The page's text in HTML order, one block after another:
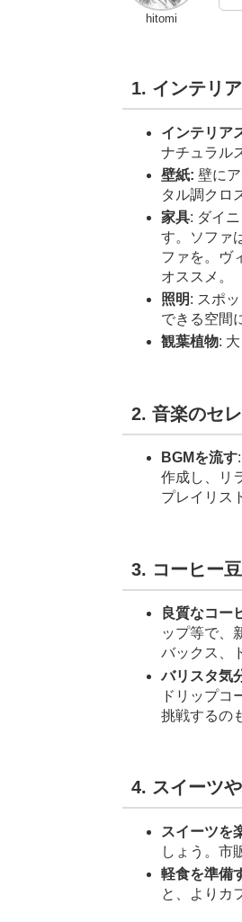
hitomi
1. インテリア
インテリア
ナチュラル
壁紙:壁に
タル調クロ
家具: ダイ
す。ソファ
ファを。ヴ
オススメ。
照明: スポ
できる空間
観葉植物:
2. 音楽のセ
BGMを流す
作成し、リ
プレイリス
3. コーヒー
良質なコー
ップ等で、
バックス、
バリスタ気
ドリップコ
挑戦するの
4. スイーツ
スイーツを
しょう。市
軽食を準備
と、よりカ